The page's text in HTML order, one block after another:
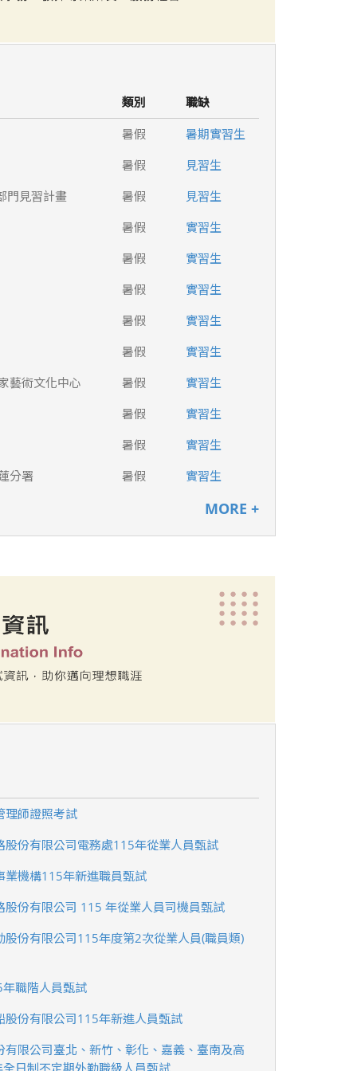
類別
職缺
暑假
暑期實習生
暑假
見習生
門見習計畫
暑假
見習生
暑假
實習生
暑假
實習生
暑假
實習生
暑假
實習生
暑假
實習生
藝術文化中心
暑假
實習生
暑假
實習生
暑假
實習生
分署
暑假 實習生
MORE +
理師證照考試
股份有限公司電務處115年從業人員甄試
業機構115年新進職員甄試
股份有限公司 115 年從業人員司機員甄試
股份有限公司115年度第2次從業人員(職員類)
職階人員甄試
股份有限公司115年新進人員甄試
有限公司臺北、新竹、彰化、嘉義、臺南及高
日制不定期外勤職級人員甄試